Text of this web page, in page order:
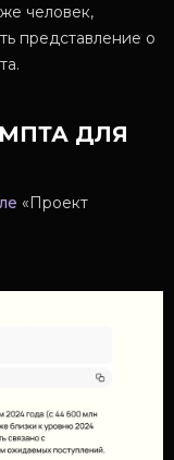
человек,
представление о
ДЛЯ
«Проект